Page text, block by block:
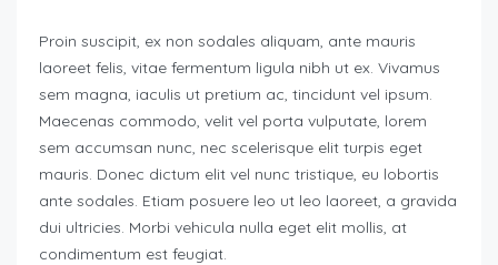
Proin suscipit, ex non sodales aliquam, ante mauris
laoreet felis, vitae fermentum ligula nibh ut ex. Vivamus
sem magna, iaculis ut pretium ac, tincidunt vel ipsum.
Maecenas commodo, velit vel porta vulputate, lorem
sem accumsan nunc, nec scelerisque elit turpis eget
mauris. Donec dictum elit vel nunc tristique, eu lobortis
ante sodales. Etiam posuere leo ut leo laoreet, a gravida
dui ultricies. Morbi vehicula nulla eget elit mollis, at
condimentum est feugiat.